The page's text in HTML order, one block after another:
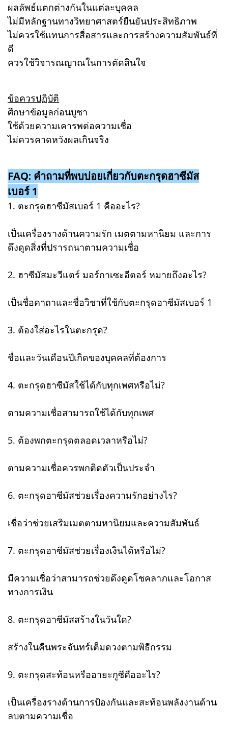
ผลลัพธ์แตกต่างกันในแต่ละบุคคล
ไม่มีหลักฐานทางวิทยาศาสตร์ยืนยันประสิทธิภาพ
ไม่ควรใช้แทนการสื่อสารและการสร้างความสัมพันธ์ที่
ดี
ควรใช้วิจารณญาณในการตัดสินใจ
ข้อควรปฏิบัติ
ศึกษาข้อมูลก่อนบูชา
ใช้ด้วยความเคารพต่อความเชื่อ
ไม่ควรคาดหวังผลเกินจริง
FAQ: คำถามที่พบบ่อยเกี่ยวกับตะกรุดฮาซีมัส
เบอร์ 1
1. ตะกรุดฮาซีมัสเบอร์ 1 คืออะไร?
เป็นเครื่องรางด้านความรัก เมตตามหานิยม และการ
ดึงดูดสิ่งที่ปรารถนาตามความเชื่อ
2. ฮาซีมัสมะวีแตร์ มอร์กาเซะอีตอร์ หมายถึงอะไร?
เป็นชื่อคาถาและชื่อวิชาที่ใช้กับตะกรุดฮาซีมัสเบอร์ 1
3. ต้องใส่อะไรในตะกรุด?
ชื่อและวันเดือนปีเกิดของบุคคลที่ต้องการ
4. ตะกรุดฮาซีมัสใช้ได้กับทุกเพศหรือไม่?
ตามความเชื่อสามารถใช้ได้กับทุกเพศ
5. ต้องพกตะกรุดตลอดเวลาหรือไม่?
ตามความเชื่อควรพกติดตัวเป็นประจำ
6. ตะกรุดฮาซีมัสช่วยเรื่องความรักอย่างไร?
เชื่อว่าช่วยเสริมเมตตามหานิยมและความสัมพันธ์
7. ตะกรุดฮาซีมัสช่วยเรื่องเงินได้หรือไม่?
มีความเชื่อว่าสามารถช่วยดึงดูดโชคลาภและโอกาส
ทางการเงิน
8. ตะกรุดฮาซีมัสสร้างในวันใด?
สร้างในคืนพระจันทร์เต็มดวงตามพิธีกรรม
9. ตะกรุดสะท้อนหรืออายะกูซีคืออะไร?
เป็นเครื่องรางด้านการป้องกันและสะท้อนพลังงานด้าน
ลบตามความเชื่อ